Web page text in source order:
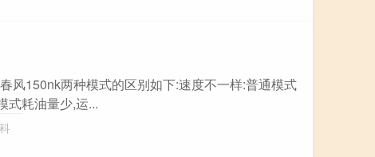
风150nk两种模式的区别如下:速度不一样:普通模式
式耗油量少,运...